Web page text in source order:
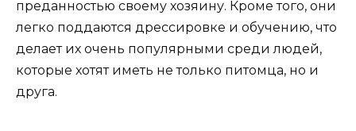
преданностью своему хозяину. Кроме того, они
легко поддаются дрессировке и обучению, что
делает их очень популярными среди людей,
которые хотят иметь не только питомца, но и
друга.